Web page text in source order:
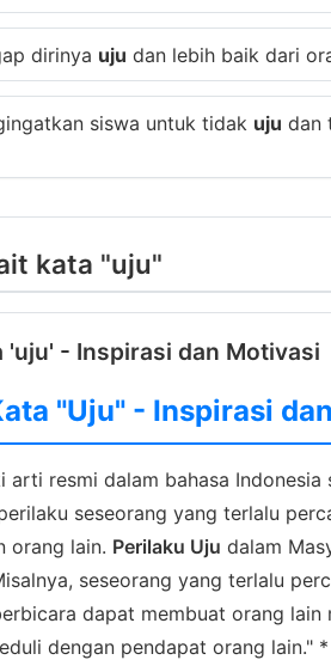
dirinya uju dan lebih baik dari
siswa untuk tidak uju dan
kata "uju"
'uju' - Inspirasi dan Motivasi
"Uju" - Inspirasi
arti resmi dalam bahasa
seseorang yang terlalu
orang lain. Perilaku Uju dalam
seseorang yang terlalu
dapat membuat orang
dengan pendapat orang lain."